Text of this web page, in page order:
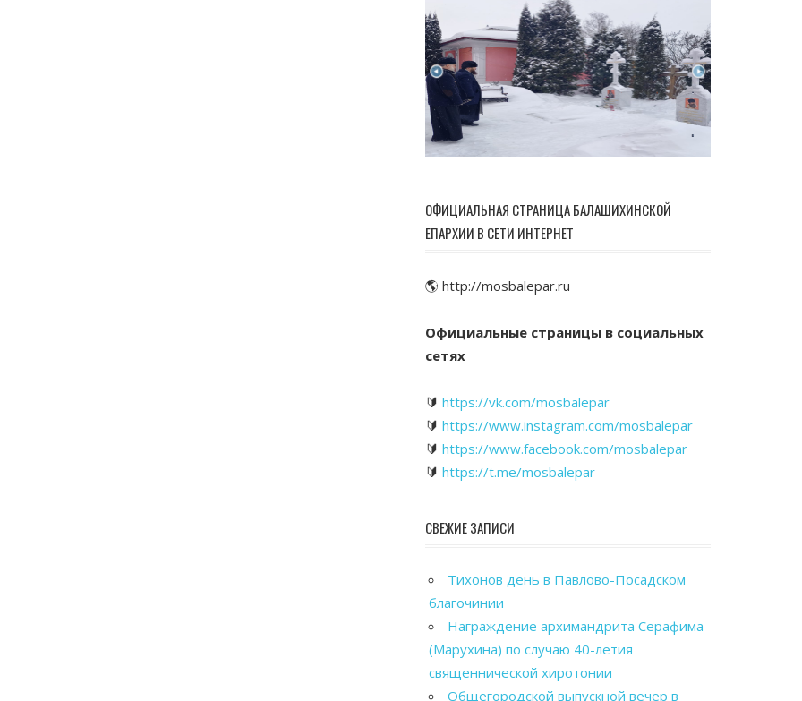
ОФИЦИАЛЬНАЯ СТРАНИЦА БАЛАШИХИНСКОЙ
ЕПАРХИИ В СЕТИ ИНТЕРНЕТ
🌎 http://mosbalepar.ru
Официальные страницы в социальных
сетях
🔰 https://vk.com/mosbalepar
🔰 https://www.instagram.com/mosbalepar
🔰 https://www.facebook.com/mosbalepar
🔰 https://t.me/mosbalepar
СВЕЖИЕ ЗАПИСИ
Тихонов день в Павлово-Посадском
благочинии
Награждение архимандрита Серафима
(Марухина) по случаю 40-летия
священнической хиротонии
Общегородской выпускной вечер в